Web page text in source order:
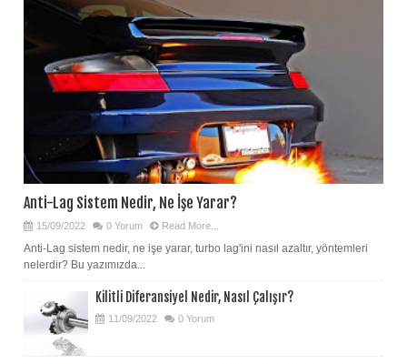
Anti-Lag Sistem Nedir, Ne İşe Yarar?
15/09/2022 0 Yorum Read More...
Anti-Lag sistem nedir, ne işe yarar, turbo lag'ini nasıl azaltır, yöntemleri
nelerdir? Bu yazımızda...
Kilitli Diferansiyel Nedir, Nasıl Çalışır?
11/09/2022 0 Yorum